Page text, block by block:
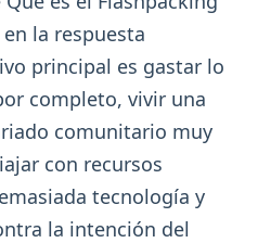
la respuesta
principal es gastar lo
completo, vivir una
comunitario muy
con recursos
tecnología y
la intención del